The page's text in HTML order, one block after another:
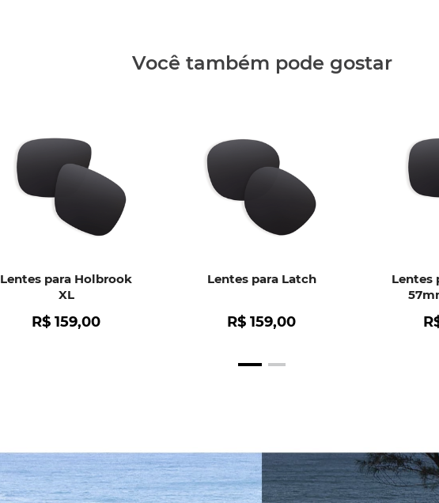
Você também pode gostar
Lentes para Holbrook
XL
R$ 159,00
Lentes para Latch
R$ 159,00
Lentes